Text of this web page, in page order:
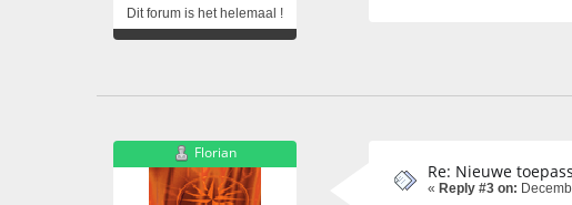
Dit forum is het helemaal !
Florian
Re: Nieuwe
« Reply #3 on: